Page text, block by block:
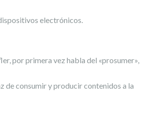
electrónicos.
por primera vez habla del «prosumer»,
de consumir y producir contenidos a la